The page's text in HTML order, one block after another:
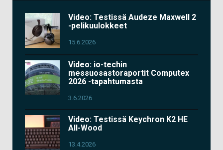
Video: Testissä Audeze Maxwell 2
-pelikuulokkeet
15.6.2026
Video: io-techin
messuosastoraportit Computex
2026 -tapahtumasta
3.6.2026
Video: Testissä Keychron K2 HE
All-Wood
13.4.2026